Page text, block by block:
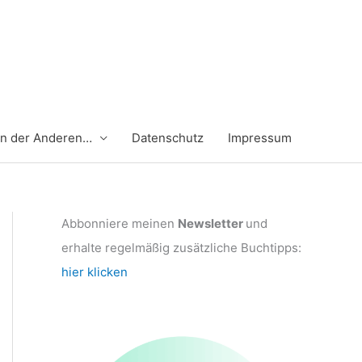
der Anderen… Datenschutz Impressum
Abbonniere meinen Newsletter und
erhalte regelmäßig zusätzliche Buchtipps:
hier klicken